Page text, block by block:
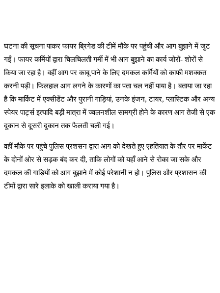
घटना की सूचना पाकर फायर ब्रिगेड की टीमें मौके पर पहुंची और आग बुझाने में जुट
गईं। फायर कर्मियों द्वारा चिलचिलती गर्मी में भी आग बुझाने का कार्य जोरों- शोरों से
किया जा रहा है। वहीं आग पर काबू पाने के लिए दमकल कर्मियों को काफी मशक्कत
करनी पड़ी। फिलहाल आग लगने के कारणों का पता चल नहीं पाया है। बताया जा रहा
है कि मार्किट में एक्सीडेंट और पुरानी गाड़ियां, उनके इंजन, टायर, प्लास्टिक और अन्य
स्पेयर पार्ट्स इत्यादि बड़ी मात्रा में ज्वलनशील सामग्री होने के कारण आग तेजी से एक
दुकान से दूसरी दुकान तक फैलती चली गई।
वहीं मौके पर पहुंचे पुलिस प्रशसन द्वारा आग को देखते हुए एहतियात के तौर पर मार्केट
के दोनों ओर से सड़क बंद कर दी, ताकि लोगों को यहाँ आने से रोका जा सके और
दमकल की गाड़ियों को आग बुझाने में कोई परेशानी न हो। पुलिस और प्रशासन की
टीमों द्वारा सारे इलाके को खाली कराया गया है।